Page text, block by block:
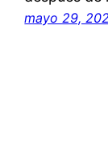
mayo 29,